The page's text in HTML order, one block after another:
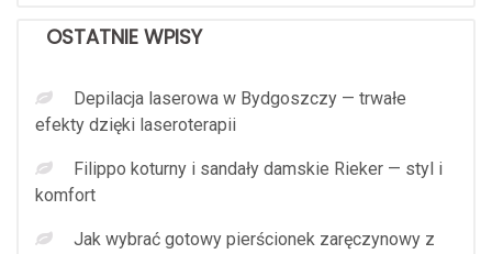
OSTATNIE WPISY
Depilacja laserowa w Bydgoszczy — trwałe
efekty dzięki laseroterapii
Filippo koturny i sandały damskie Rieker — styl i
komfort
Jak wybrać gotowy pierścionek zaręczynowy z